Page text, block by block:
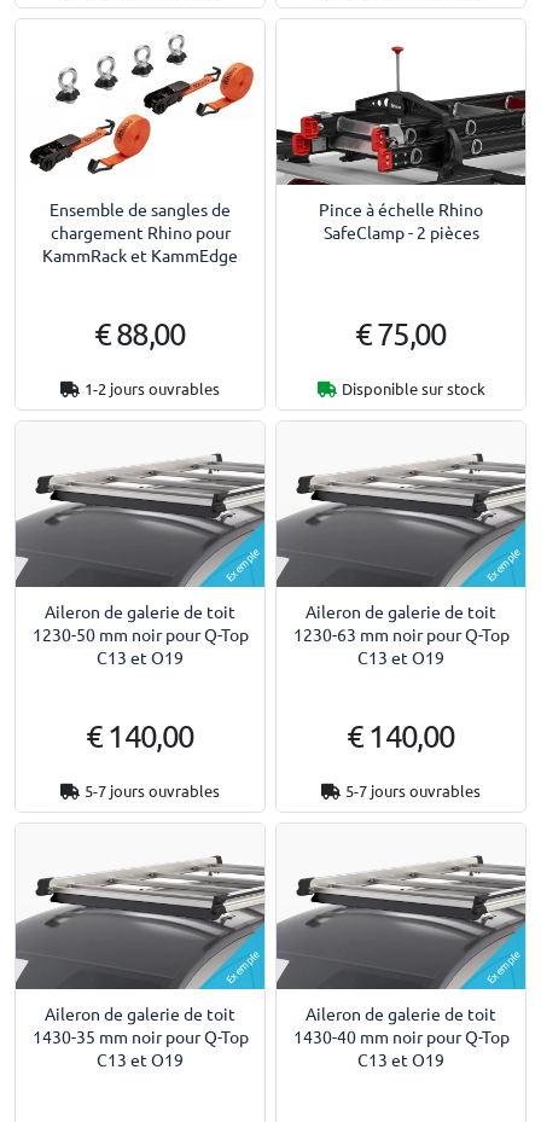
Ensemble de sangles de
chargement Rhino pour
KammRack et KammEdge
€ 88,00
1-2 jours ouvrables
Pince à échelle Rhino
SafeClamp - 2 pièces
€ 75,00
Disponible sur stock
Exemple
Aileron de galerie de toit
1230-50 mm noir pour Q-Top
C13 et O19
€ 140,00
5-7 jours ouvrables
Exemple
Aileron de galerie de toit
1230-63 mm noir pour Q-Top
C13 et O19
€ 140,00
5-7 jours ouvrables
Exemple
Aileron de galerie de toit
1430-35 mm noir pour Q-Top
C13 et O19
Exemple
Aileron de galerie de toit
1430-40 mm noir pour Q-Top
C13 et O19